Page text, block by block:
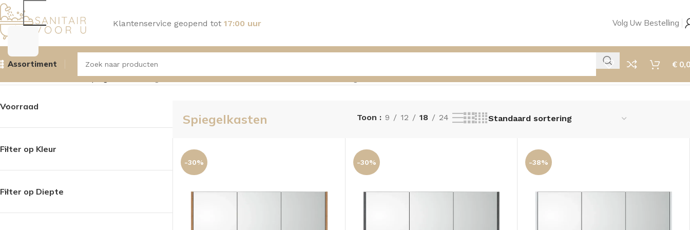
Klantenservice geopend tot 17:00 uur Volg Uw Bestelling
Assortiment €
Badmeubelen Spiegelkasten Pagina 2Resultaat 19–32 van de 32 resultaten wordt getoond
Voorraad
Filter op Kleur
Filter op Diepte
Spiegelkasten Toon 9 12 18 24
-30% -30% -38%